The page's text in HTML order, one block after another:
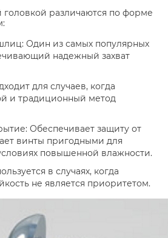
головкой различаются по форме
Один из самых популярных
надежный захват
для случаев, когда
и традиционный метод
Обеспечивает защиту от
винты пригодными для
повышенной влажности.
в случаях, когда
не является приоритетом.